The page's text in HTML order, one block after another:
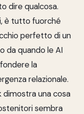
dire qualcosa.
è tutto fuorché
perfetto di un
da quando le AI
la
relazionale.
dimostra una cosa
sembra